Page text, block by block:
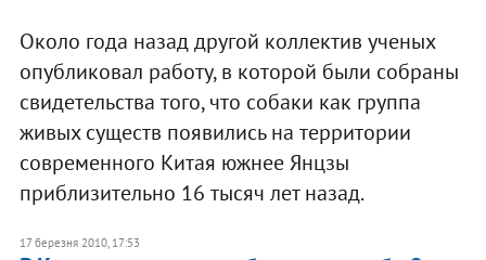
Около года назад другой коллектив ученых
опубликовал работу, в которой были собраны
свидетельства того, что собаки как группа
живых существ появились на территории
современного Китая южнее Янцзы
приблизительно 16 тысяч лет назад.
17 березня 2010, 17:53